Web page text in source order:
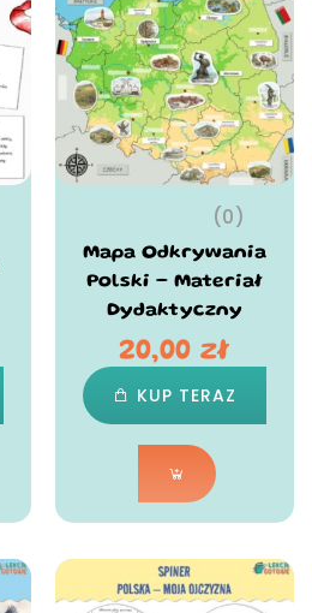
(0)
Mapa Odkrywania
Polski – Materiał
Dydaktyczny
20,00zł
KUP TERAZ